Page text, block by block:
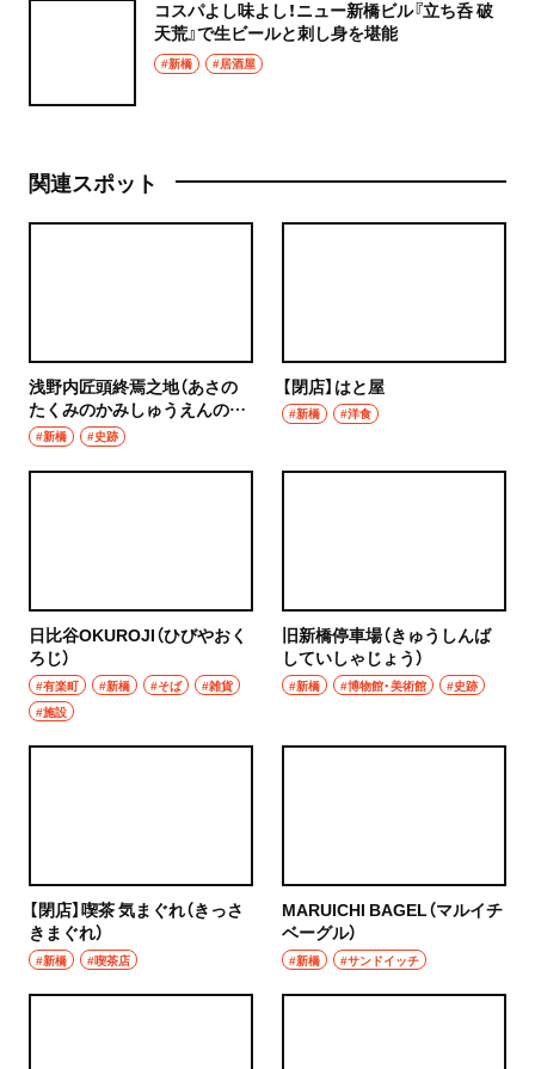
コスパよし味よし！ニュー新橋ビル『立ち呑 破
天荒』で生ビールと刺し身を堪能
#新橋 #居酒屋
関連スポット
浅野内匠頭終焉之地（あさの
たくみのかみしゅうえんの
ち）
#新橋 #史跡
【閉店】はと屋
#新橋 #洋食
日比谷OKUROJI（ひびやおく
ろじ）
#有楽町 #新橋 #そば
#雑貨
#施設
旧新橋停車場（きゅうしんば
していしゃじょう）
#新橋 #博物館・美術館 #史跡
【閉店】喫茶 気まぐれ（きっさ
きまぐれ）
#新橋 #喫茶店
MARUICHI BAGEL（マルイチ
ベーグル）
#新橋 #サンドイッチ